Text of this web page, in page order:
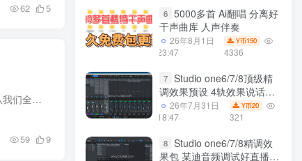
62 5
描述 KONTAKT 5.6.8 + | 2023.06.18 | 1,9 GB 详情Mercury Elements是一个经过精心录制的男童合唱团，从我们全面的Mercury Symphonic库中精选而来。它包括持续音、断音以及丰富的音乐设计合唱氛...
59 9
6 5000多首 Ai翻唱 分离好
干声曲库 人声伴奏
26年8月1日
23:47
Y币150
4336
7 Studio one6/7/8顶级精
调效果预设 4轨效果说话唱
歌说唱怪兽音 声卡调试好直
播预设模板
26年7月31日
18:47
Y币20
321
8 Studio one6/7/8精调效
果包 某迪音频调试好直播预